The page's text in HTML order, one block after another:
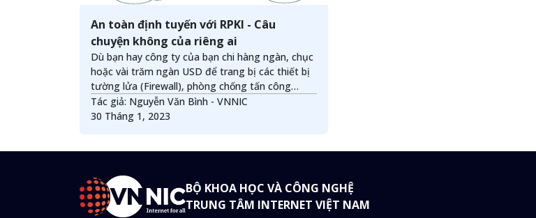
An toàn định tuyến với RPKI - Câu
chuyện không của riêng ai
Dù bạn hay công ty của bạn chi hàng ngàn, chục
hoặc vài trăm ngàn USD để trang bị các thiết bị
tường lửa (Firewall), phòng chống tấn công
(IPS/IDS), chống phần mềm độc hại (Anti
Malware, Mail Gateway) ... để bảo mật cho hệ
Tác giả: Nguyễn Văn Bình - VNNIC
30 Tháng 1, 2023
BỘ KHOA HỌC VÀ CÔNG NGHỆ
TRUNG TÂM INTERNET VIỆT NAM